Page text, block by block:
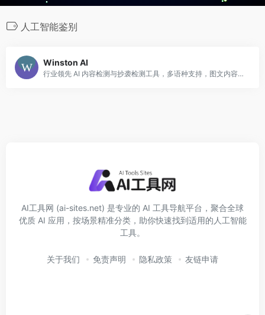
人工智能鉴别
Winston AI
行业领先 AI 内容检测与抄袭检测工具，多语种支持，图文内容联合检测。
AI工具网 (ai-sites.net) 是专业的 AI 工具导航平台，聚合全球
优质 AI 应用，按场景精准分类，助你快速找到适用的人工智能
工具。
关于我们 免责声明 隐私政策 友链申请